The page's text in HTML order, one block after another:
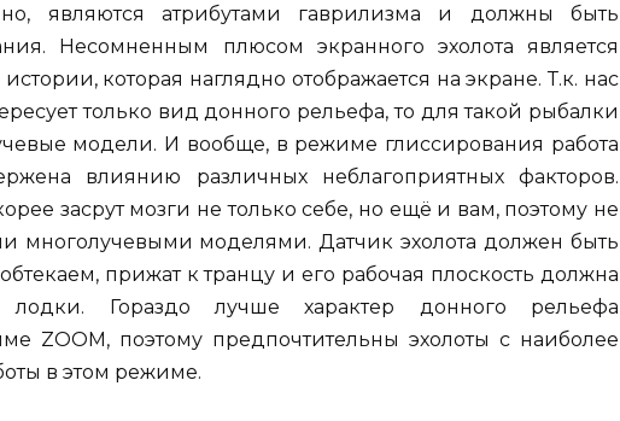
являются атрибутами гаврилизма и должны быть
Несомненным плюсом экранного эхолота является
которая наглядно отображается на экране. Т.к. нас
только вид донного рельефа, то для такой рыбалки
модели. И вообще, в режиме глиссирования работа
влиянию различных неблагоприятных факторов.
засрут мозги не только себе, но ещё и вам, поэтому не
многолучевыми моделями. Датчик эхолота должен быть
прижат к транцу и его рабочая плоскость должна
Гораздо лучше характер донного рельефа
ZOOM, поэтому предпочтительны эхолоты с наиболее
в этом режиме.